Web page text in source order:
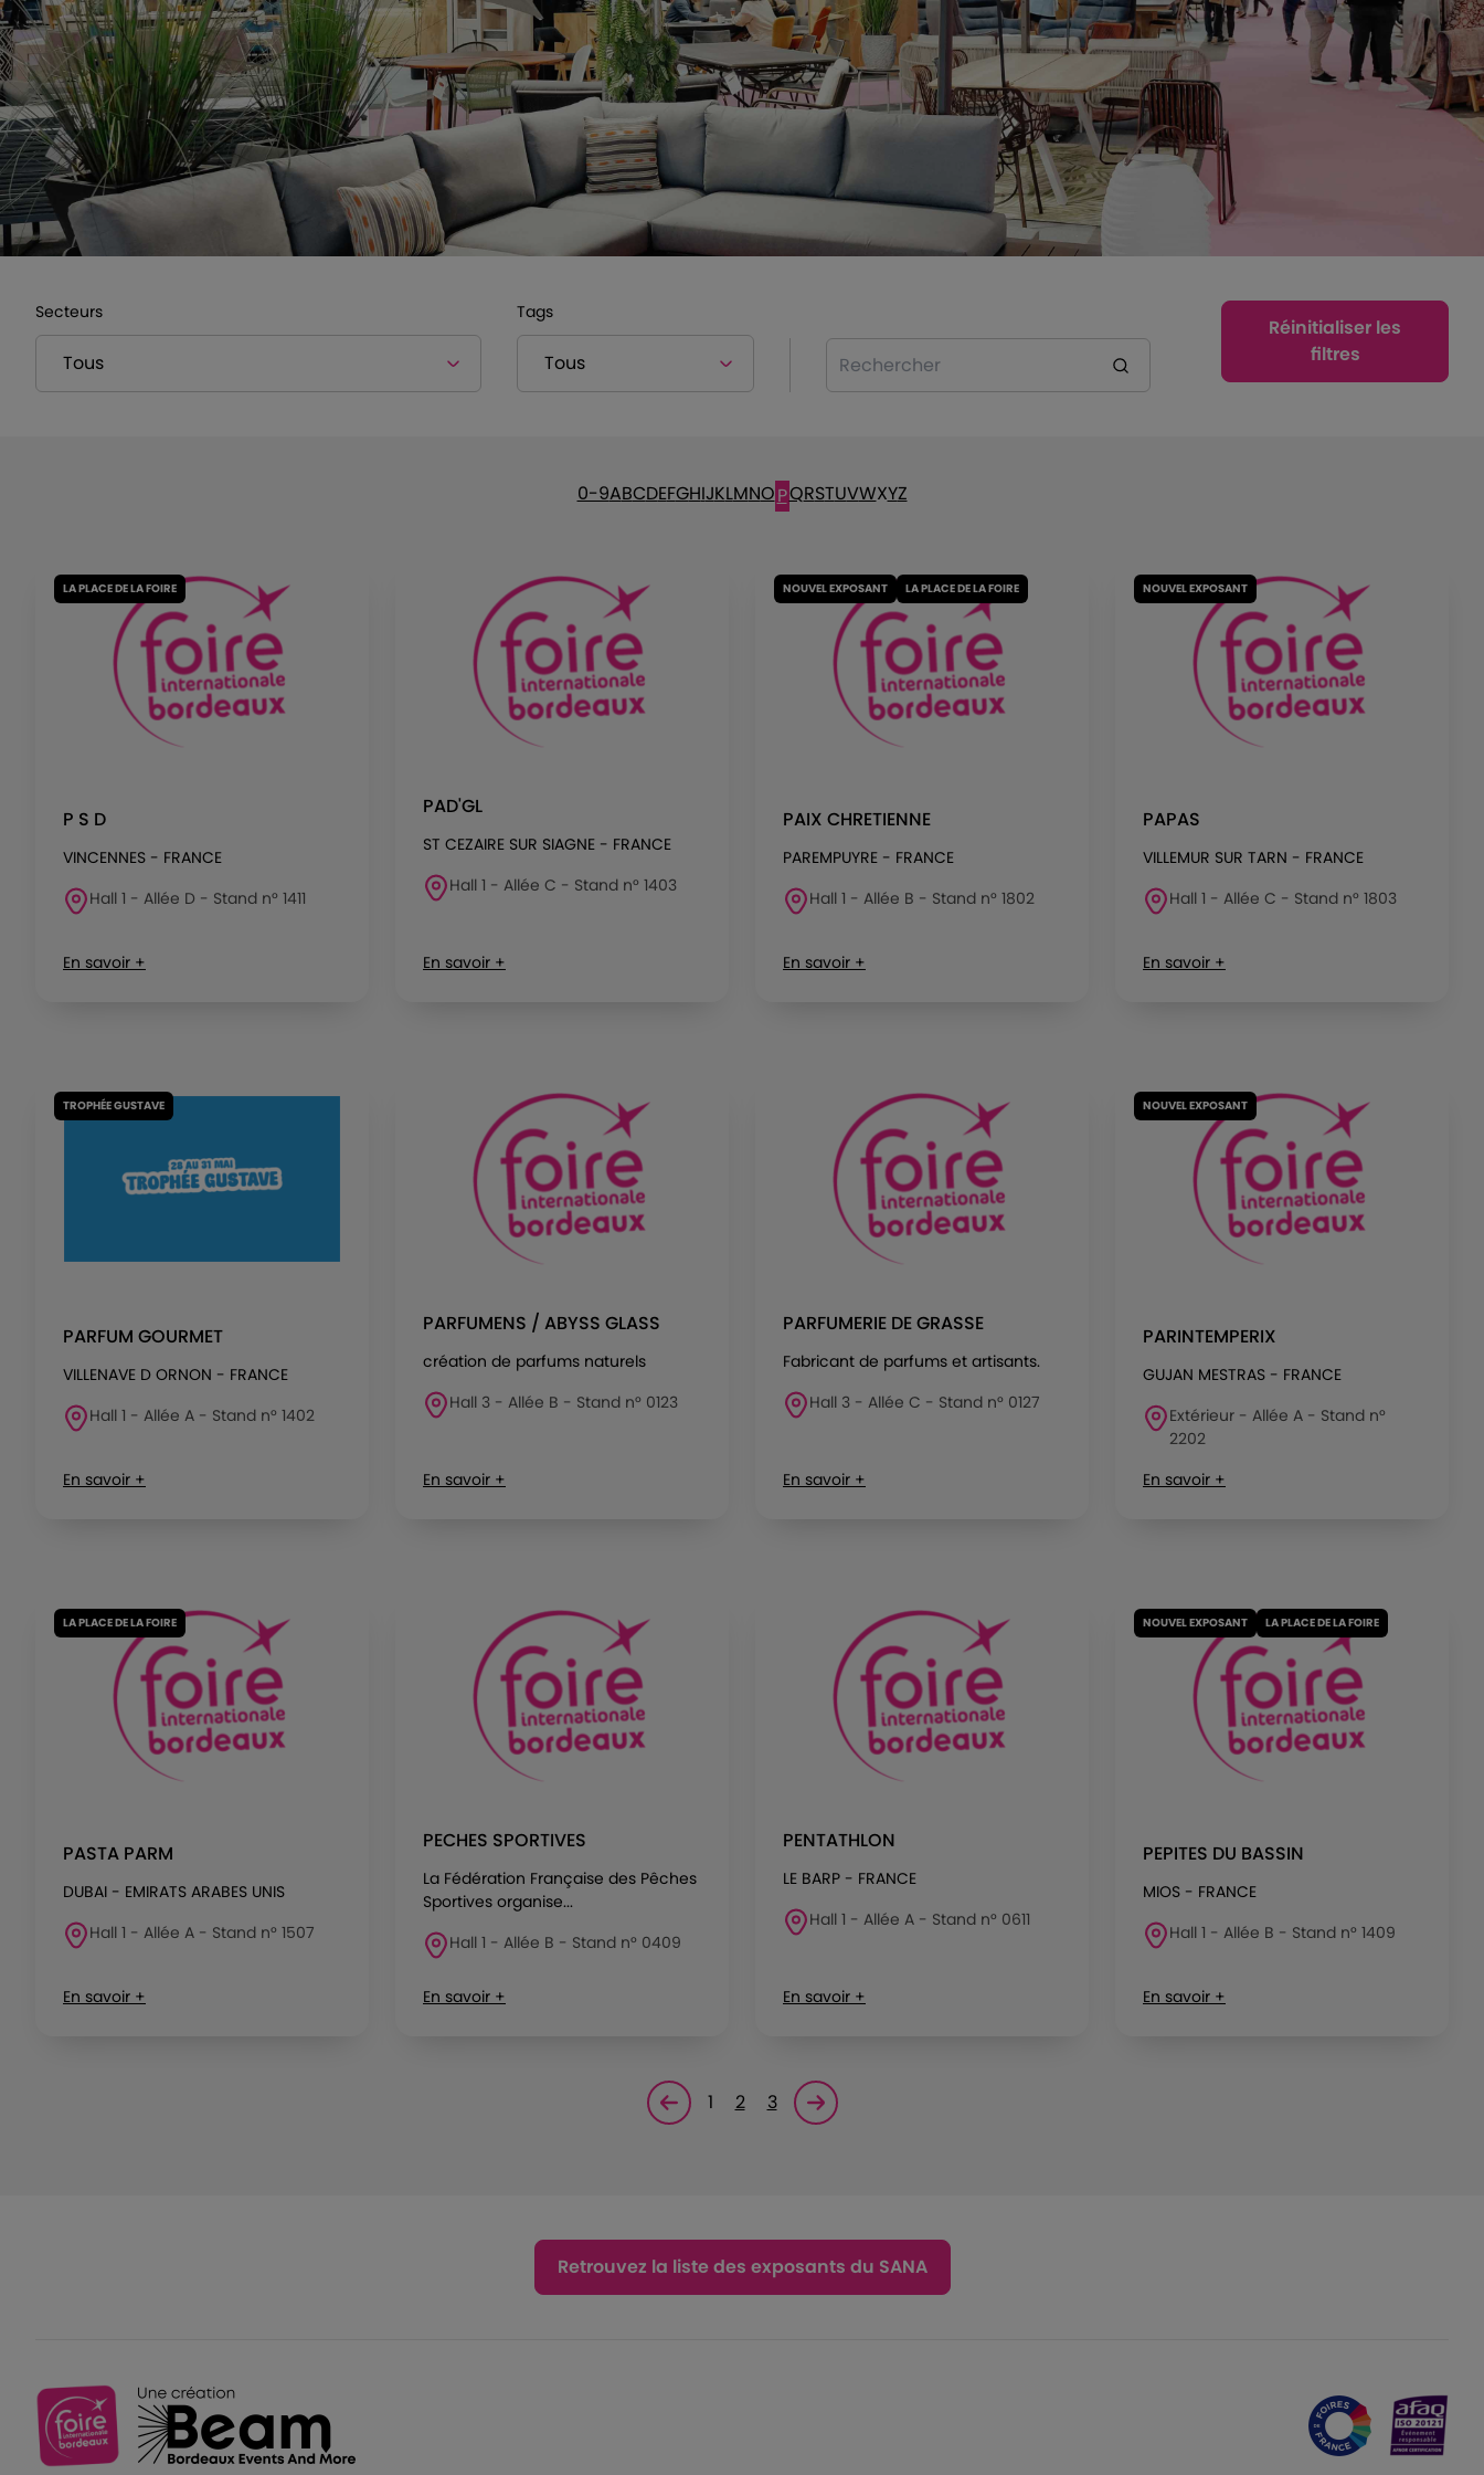
Secteurs Tags
Rechercher
Réinitialiser les
filtres
0-9ABCDEFGHIJKLMNOPQRSTUVWXYZ
LA PLACE DE LA FOIRE
P S D
VINCENNES - FRANCE
Hall 1 - Allée D - Stand n° 1411
En savoir +
PAD'GL
ST CEZAIRE SUR SIAGNE - FRANCE
Hall 1 - Allée C - Stand n° 1403
En savoir +
NOUVEL EXPOSANT LA PLACE DE LA FOIRE
PAIX CHRETIENNE
PAREMPUYRE - FRANCE
Hall 1 - Allée B - Stand n° 1802
En savoir +
NOUVEL EXPOSANT
PAPAS
VILLEMUR SUR TARN - FRANCE
Hall 1 - Allée C - Stand n° 1803
En savoir +
TROPHÉE GUSTAVE
PARFUM GOURMET
VILLENAVE D ORNON - FRANCE
Hall 1 - Allée A - Stand n° 1402
En savoir +
PARFUMENS / ABYSS GLASS
création de parfums naturels
Hall 3 - Allée B - Stand n° 0123
En savoir +
PARFUMERIE DE GRASSE
Fabricant de parfums et artisants.
Hall 3 - Allée C - Stand n° 0127
En savoir +
NOUVEL EXPOSANT
PARINTEMPERIX
GUJAN MESTRAS - FRANCE
Extérieur - Allée A - Stand n°
2202
En savoir +
LA PLACE DE LA FOIRE
PASTA PARM
DUBAI - EMIRATS ARABES UNIS
Hall 1 - Allée A - Stand n° 1507
En savoir +
PECHES SPORTIVES
La Fédération Française des Pêches
Sportives organise...
Hall 1 - Allée B - Stand n° 0409
En savoir +
PENTATHLON
LE BARP - FRANCE
Hall 1 - Allée A - Stand n° 0611
En savoir +
NOUVEL EXPOSANT LA PLACE DE LA FOIRE
PEPITES DU BASSIN
MIOS - FRANCE
Hall 1 - Allée B - Stand n° 1409
En savoir +
Page précédente
1 2 3 Page suivante<
Retrouvez la liste des exposants du SANA